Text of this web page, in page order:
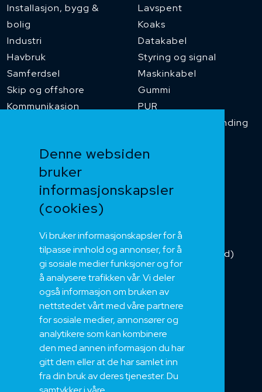
Denne websiden
bruker
informasjonskapsler
(cookies)
Vi bruker informasjonskapsler for å
tilpasse innhold og annonser, for å
gi sosiale medier funksjoner og for
å analysere trafikken vår. Vi deler
også informasjon om bruken av
nettstedet vårt med våre partnere
for sosiale medier, annonsører og
analytikere som kan kombinere
den med annen informasjon du har
gitt dem eller at de har samlet inn
fra din bruk av deres tjenester. Du
Installasjon, bygg &
bolig
Industri
Havbruk
Samferdsel
Skip og offshore
Kommunikasjon
Lavspent
Koaks
Datakabel
Styring og signal
Maskinkabel
Gummi
PUR
Temperaturbestanding
Heis og kran
Kategorikabel
Installasjonskabel
Kombikabel (Hybrid)
DNV sertifisert
Tilbehør
Om oss
Bærekraft og Åpenhet
Jobb hos oss
Sertifiseringer